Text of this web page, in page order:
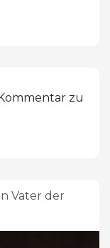
zu
Vater der